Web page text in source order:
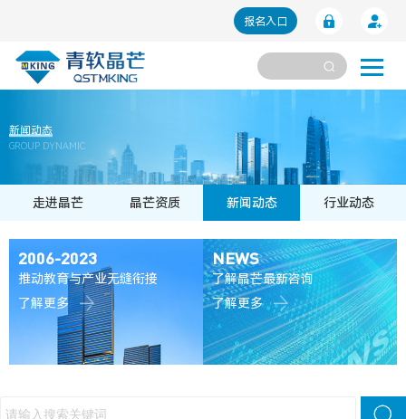
报名入口
新闻动态
GROUP DYNAMIC
走进晶芒 晶芒资质 新闻动态 行业动态
2006-2023
推动教育与产业无缝衔接
了解更多
NEWS
了解晶芒最新咨询
了解更多